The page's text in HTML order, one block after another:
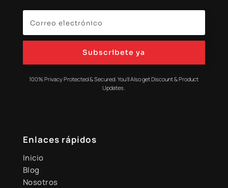
Subscribete ya
100% Privacy Protected & Secured. You'll Also get Discount & Product
Updates.
Enlaces rápidos
Inicio
Blog
Nosotros